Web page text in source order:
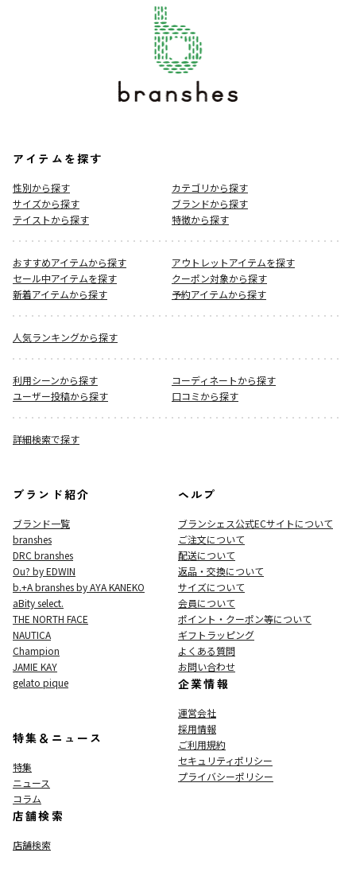
アイテムを探す
性別から探す
カテゴリから探す
サイズから探す
ブランドから探す
テイストから探す
特徴から探す
おすすめアイテムから探す
アウトレットアイテムを探す
セール中アイテムを探す
クーポン対象から探す
新着アイテムから探す
予約アイテムから探す
人気ランキングから探す
利用シーンから探す
コーディネートから探す
ユーザー投稿から探す
口コミから探す
詳細検索で探す
ブランド紹介
ブランド一覧
branshes
DRC branshes
Ou? by EDWIN
b.+A branshes by AYA KANEKO
aBity select.
THE NORTH FACE
NAUTICA
Champion
JAMIE KAY
gelato pique
特集＆ニュース
特集
ニュース
コラム
店舗検索
店舗検索
ヘルプ
ブランシェス公式ECサイトについて
ご注文について
配送について
返品・交換について
サイズについて
会員について
ポイント・クーポン等について
ギフトラッピング
よくある質問
お問い合わせ
企業情報
運営会社
採用情報
ご利用規約
セキュリティポリシー
プライバシーポリシー